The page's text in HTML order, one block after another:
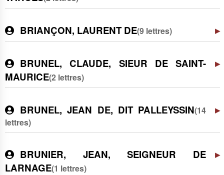
BRIANÇON, LAURENT DE(9 lettres)
BRUNEL, CLAUDE, SIEUR DE SAINT-
MAURICE(2 lettres)
BRUNEL, JEAN DE, DIT PALLEYSSIN(14
lettres)
BRUNIER, JEAN, SEIGNEUR DE
LARNAGE(1 lettres)